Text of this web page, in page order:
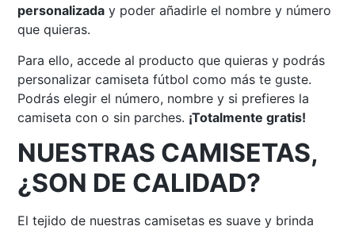
personalizada y poder añadirle el nombre y número
que quieras.
Para ello, accede al producto que quieras y podrás
personalizar camiseta fútbol como más te guste.
Podrás elegir el número, nombre y si prefieres la
camiseta con o sin parches. ¡Totalmente gratis!
NUESTRAS CAMISETAS,
¿SON DE CALIDAD?
El tejido de nuestras camisetas es suave y brinda